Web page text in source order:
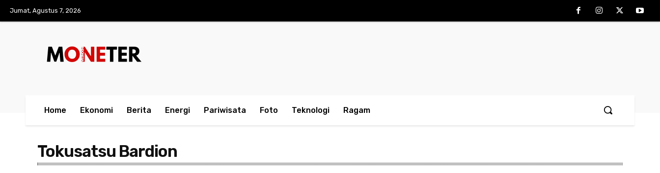
Jumat, Agustus 7, 2026
Home Ekonomi Berita Energi Pariwisata Foto Teknologi Ragam
Tokusatsu Bardion